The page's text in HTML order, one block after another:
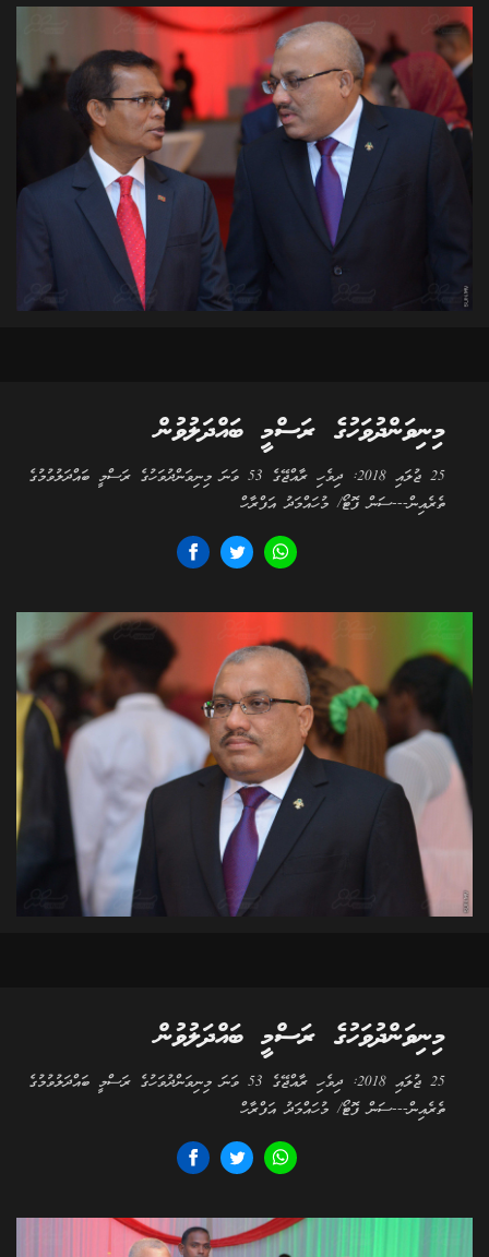
މިނިވަންދުވަހުގެ ރަސްމީ ބައްދަލުވުން
25 ޖުލައި 2018: ދިވެހި ރާއްޖޭގެ 53 ވަނަ މިނިވަންދުވަހުގެ ރަސްމީ ބައްދަލުވުމުގެ
ތެރެއިން---ސަން ފޮޓޯ/ މުހައްމަދު އަފްރާހް
މިނިވަންދުވަހުގެ ރަސްމީ ބައްދަލުވުން
25 ޖުލައި 2018: ދިވެހި ރާއްޖޭގެ 53 ވަނަ މިނިވަންދުވަހުގެ ރަސްމީ ބައްދަލުވުމުގެ
ތެރެއިން---ސަން ފޮޓޯ/ މުހައްމަދު އަފްރާހް